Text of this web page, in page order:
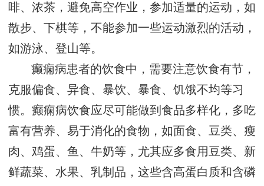
啡、浓茶，避免高空作业，参加适量的运动，如
散步、下棋等，不能参加一些运动激烈的活动，
如游泳、登山等。
癫痫病患者的饮食中，需要注意饮食有节，
克服偏食、异食、暴饮、暴食、饥饿不均等习
惯。癫痫病饮食应尽可能做到食品多样化，多吃
富有营养、易于消化的食物，如面食、豆类、瘦
肉、鸡蛋、鱼、牛奶等，尤其应多食用豆类、新
鲜蔬菜、水果、乳制品，这些含高蛋白质和含磷